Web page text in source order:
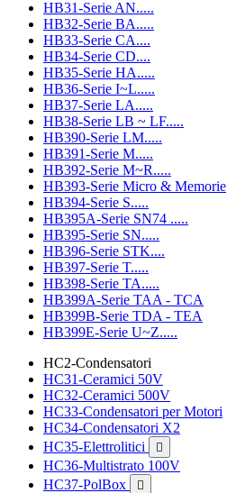
HB31-Serie AN.....
HB32-Serie BA.....
HB33-Serie CA....
HB34-Serie CD....
HB35-Serie HA.....
HB36-Serie I~L.....
HB37-Serie LA.....
HB38-Serie LB ~ LF.....
HB390-Serie LM.....
HB391-Serie M.....
HB392-Serie M~R.....
HB393-Serie Micro & Memorie
HB394-Serie S.....
HB395A-Serie SN74 .....
HB395-Serie SN.....
HB396-Serie STK....
HB397-Serie T.....
HB398-Serie TA.....
HB399A-Serie TAA - TCA
HB399B-Serie TDA - TEA
HB399E-Serie U~Z.....
HC2-Condensatori
HC31-Ceramici 50V
HC32-Ceramici 500V
HC33-Condensatori per Motori
HC34-Condensatori X2
HC35-Elettrolitici

HC36-Multistrato 100V
HC37-PolBox
